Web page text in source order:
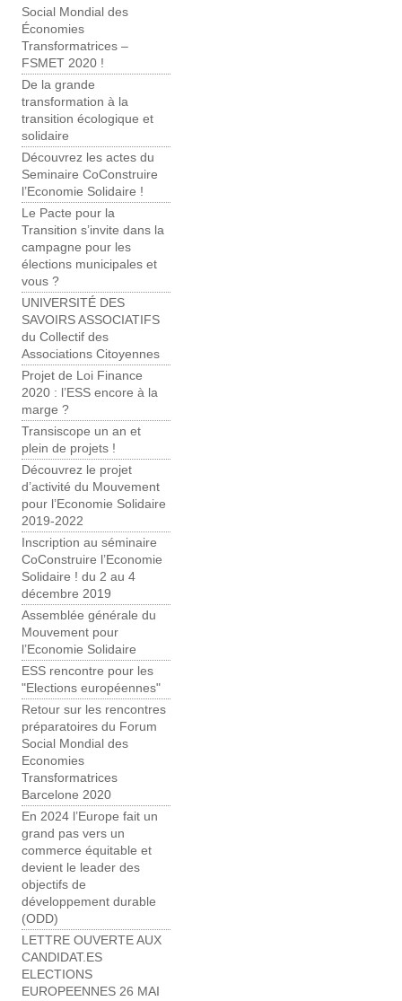
Social Mondial des
Économies
Transformatrices –
FSMET 2020 !
De la grande
transformation à la
transition écologique et
solidaire
Découvrez les actes du
Seminaire CoConstruire
l’Economie Solidaire !
Le Pacte pour la
Transition s’invite dans la
campagne pour les
élections municipales et
vous ?
UNIVERSITÉ DES
SAVOIRS ASSOCIATIFS
du Collectif des
Associations Citoyennes
Projet de Loi Finance
2020 : l’ESS encore à la
marge ?
Transiscope un an et
plein de projets !
Découvrez le projet
d’activité du Mouvement
pour l’Economie Solidaire
2019-2022
Inscription au séminaire
CoConstruire l’Economie
Solidaire ! du 2 au 4
décembre 2019
Assemblée générale du
Mouvement pour
l’Economie Solidaire
ESS rencontre pour les
"Elections européennes"
Retour sur les rencontres
préparatoires du Forum
Social Mondial des
Economies
Transformatrices
Barcelone 2020
En 2024 l’Europe fait un
grand pas vers un
commerce équitable et
devient le leader des
objectifs de
développement durable
(ODD)
LETTRE OUVERTE AUX
CANDIDAT.ES
ELECTIONS
EUROPEENNES 26 MAI